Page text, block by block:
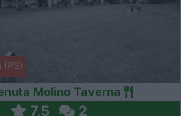
(PS)
Molino Taverna
7,5 2